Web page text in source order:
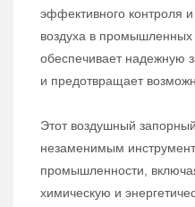
эффективного контроля
воздуха в промышленных
обеспечивает надежную
и предотвращает
Этот воздушный
незаменимым
промышленности,
химическую и